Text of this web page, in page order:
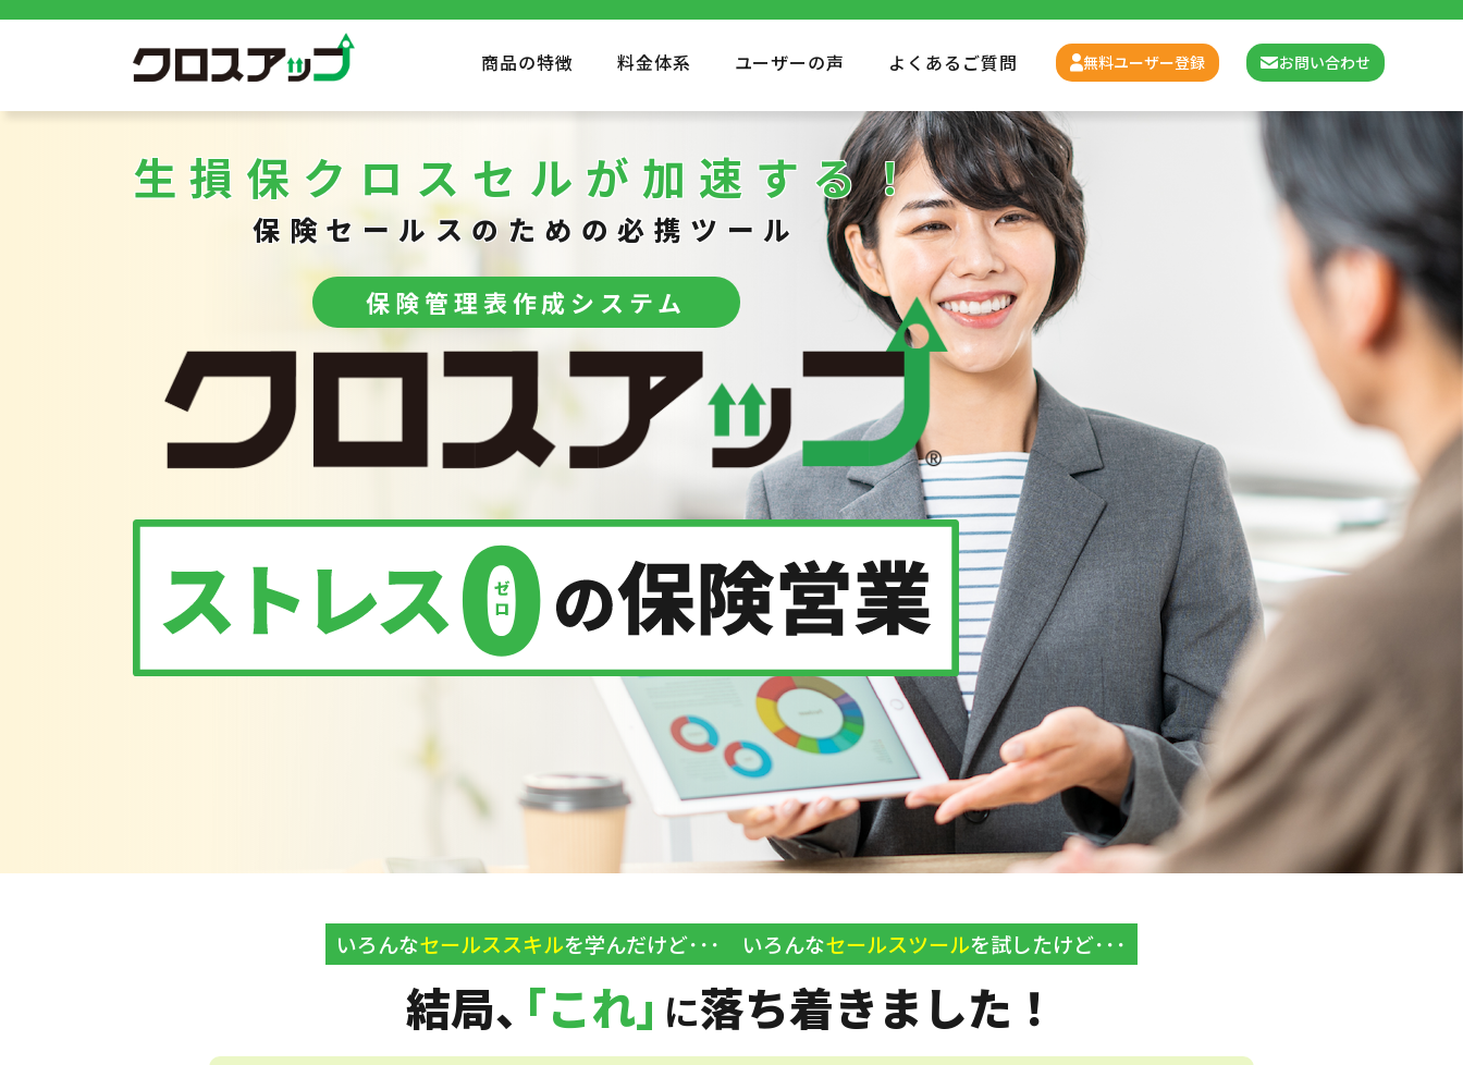
商品の特徴 料金体系 ユーザーの声 よくあるご質問 無料ユーザー登録 お問い合わせ
生損保クロスセルが加速する！
保険セールスのための必携ツール
保険管理表作成システム
いろんなセールススキルを学んだけど･･･ いろんなセールスツールを試したけど･･･
結局、「これ」に落ち着きました！